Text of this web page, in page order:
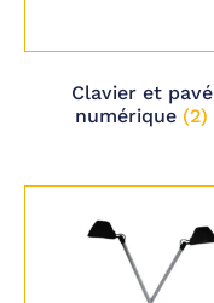
Clavier et pavé
numérique (2)